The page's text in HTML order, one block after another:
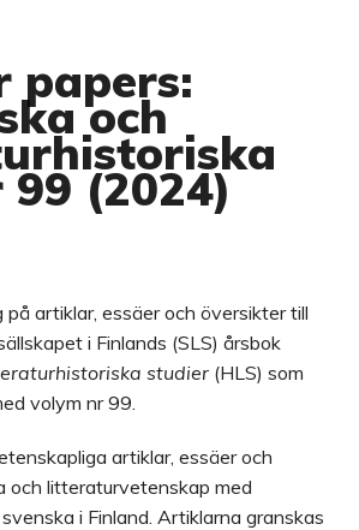
papers:
och
(2024)
artiklar, essäer och översikter till
i Finlands (SLS) årsbok
studier (HLS) som
volym nr 99.
artiklar, essäer och
och litteraturvetenskap med
i Finland. Artiklarna granskas